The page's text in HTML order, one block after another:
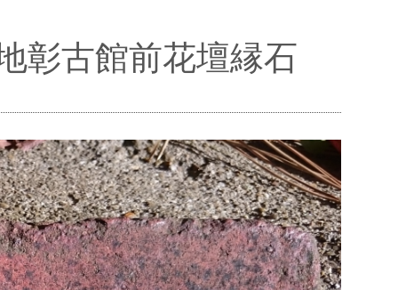
彰古館前花壇縁石